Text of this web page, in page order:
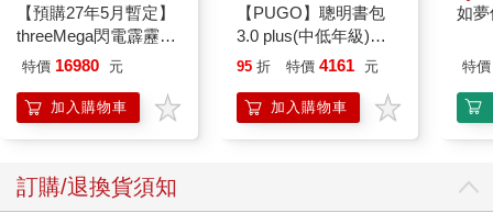
括房地產、金融與零售業等多項產業中，日本大企業正將「潤進
來的錢」視為彌補日本人消費疲軟的新需求來源。
路。二○一四年立法院爆發太陽花學運之際，我剛好在台北採訪。
隨著習近平政權威權化，收緊對香港的控制，台灣社會的警覺隨
中國化」。日本社會所發生的情況，或可當作「另一條路徑」。
【預購27年5月暫定】
threeMega閃電霹靂車
VA Hi-SPEC UNITED
SIREN 黑色限定
特價 16980 元
加入購物車
【PUGO】聰明書包
3.0 plus(中低年級)酷
黑 全新進化玩美上市
95 折 特價 4161 元
加入購物車
如
特價
訂購/退換貨須知